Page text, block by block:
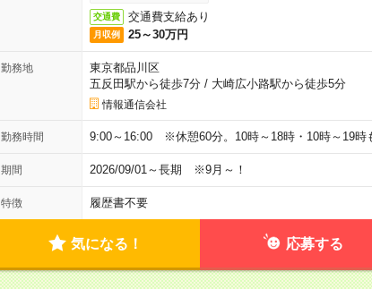
交通費 交通費支給あり
月収例 25～30万円
勤務地
東京都品川区
五反田駅から徒歩7分/ 大崎広小路駅から徒歩5分
情報通信会社
勤務時間 9:00～16:00 ※休憩60分。10時～18時・10時～19時
期間 2026/09/01～長期 ※9月～！
特徴 履歴書不要
気になる！ 応募する